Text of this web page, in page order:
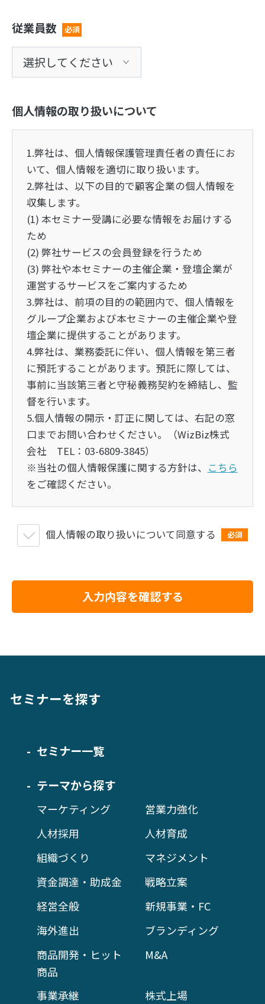
従業員数 必須
個人情報の取り扱いについて
1.弊社は、個人情報保護管理責任者の責任にお
いて、個人情報を適切に取り扱います。
2.弊社は、以下の目的で顧客企業の個人情報を
収集します。
(1) 本セミナー受講に必要な情報をお届けする
ため
(2) 弊社サービスの会員登録を行うため
(3) 弊社や本セミナーの主催企業・登壇企業が
運営するサービスをご案内するため
3.弊社は、前項の目的の範囲内で、個人情報を
グループ企業および本セミナーの主催企業や登
壇企業に提供することがあります。
4.弊社は、業務委託に伴い、個人情報を第三者
に預託することがあります。預託に際しては、
事前に当該第三者と守秘義務契約を締結し、監
督を行います。
5.個人情報の開示・訂正に関しては、右記の窓
口までお問い合わせください。（WizBiz株式
会社 TEL：03-6809-3845）
※当社の個人情報保護に関する方針は、
こちら
をご確認ください。
個人情報の取り扱いについて同意する 必須
入力内容を確認する
セミナーを探す
セミナー一覧
テーマから探す
マーケティング
営業力強化
人材採用
人材育成
組織づくり
マネジメント
資金調達・助成金
戦略立案
経営全般
新規事業・FC
海外進出
ブランディング
商品開発・ヒット
商品
M&A
事業承継
株式上場